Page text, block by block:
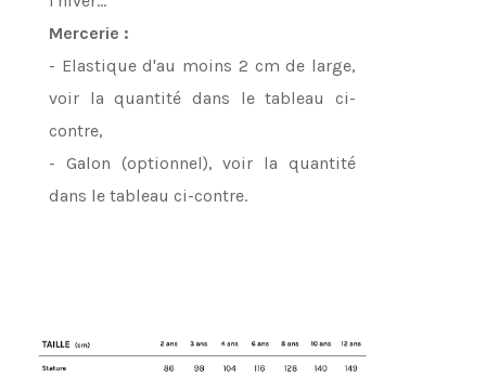
Mercerie :
- Elastique d'au moins 2 cm de large,
voir la quantité dans le tableau ci-
contre,
- Galon (optionnel), voir la quantité
dans le tableau ci-contre.